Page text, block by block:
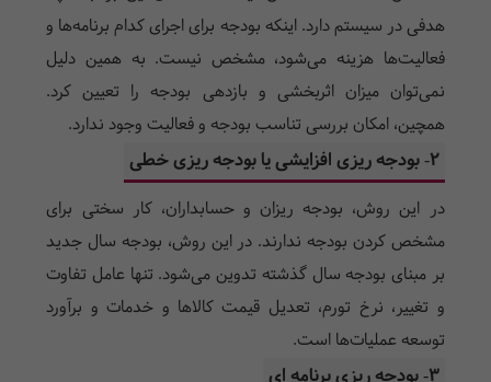
هدفی در سیستم دارد. اینکه بودجه برای اجرای کدام برنامه‌ها و
فعالیت‌ها هزینه می‌شود، مشخص نیست. به همین دلیل
نمی‌توان میزان اثربخشی و بازدهی بودجه را تعیین کرد.
همچین، امکان بررسی تناسب بودجه و فعالیت وجود ندارد.
2- بودجه ریزی افزایشی یا بودجه ریزی خطی
در این روش، بودجه ریزان و حسابداران، کار سختی برای
مشخص کردن بودجه ندارند. در این روش، بودجه سال جدید
بر مبنای بودجه سال گذشته تدوین می‌شود. تنها عامل تفاوت
و تغییر، نرخ تورم، تعدیل قیمت کالا‌ها و خدمات و برآورد
توسعه عملیات‌ها است.
3- بودجه ریزی برنامه ای